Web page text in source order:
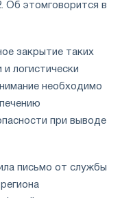
Об этомговорится в
закрытие таких
логистически
необходимо
при выводе
письмо от службы